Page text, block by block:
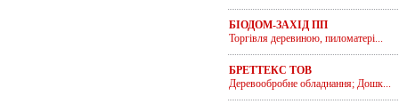
БІОДОМ-ЗАХІД ПП
Торгівля деревиною, пиломатері...
БРЕТТЕКС ТОВ
Деревообробне обладнання; Дошк...